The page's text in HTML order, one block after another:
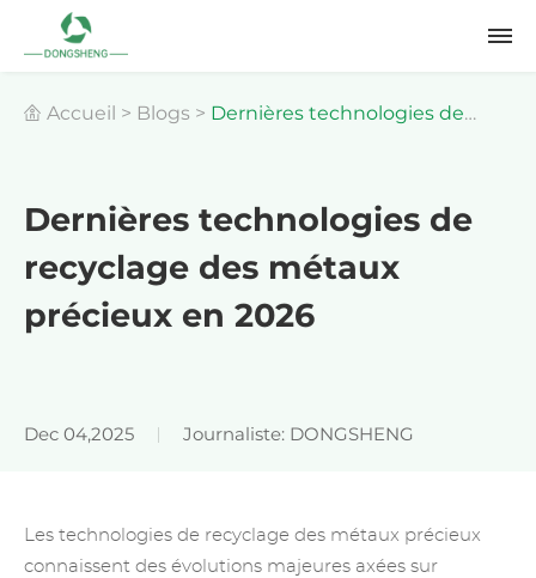
Accueil > Blogs > Dernières technologies de
Dernières technologies de
recyclage des métaux
précieux en 2026
Dec 04,2025 Journaliste: DONGSHENG
Les technologies de recyclage des métaux précieux
connaissent des évolutions majeures axées sur